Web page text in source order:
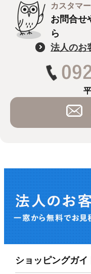
カスタマ
お問合せ
ら
法人のお
ショッピングガイ